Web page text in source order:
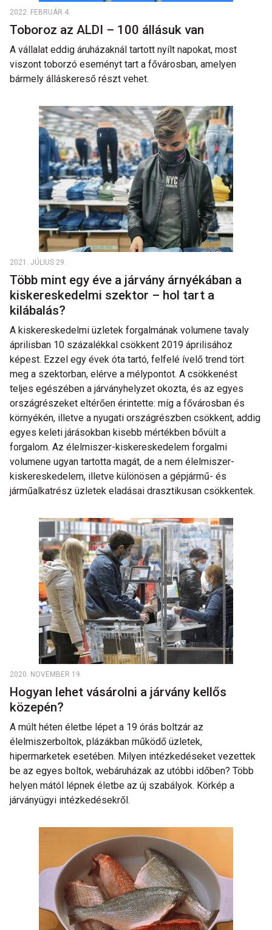
2022. FEBRUÁR 4.
Toboroz az ALDI – 100 állásuk van
A vállalat eddig áruházaknál tartott nyílt napokat, most
viszont toborzó eseményt tart a fővárosban, amelyen
bármely álláskereső részt vehet.
2021. JÚLIUS 29.
Több mint egy éve a járvány árnyékában a
kiskereskedelmi szektor – hol tart a
kilábalás?
A kiskereskedelmi üzletek forgalmának volumene tavaly
áprilisban 10 százalékkal csökkent 2019 áprilisához
képest. Ezzel egy évek óta tartó, felfelé ívelő trend tört
meg a szektorban, elérve a mélypontot. A csökkenést
teljes egészében a járványhelyzet okozta, és az egyes
országrészeket eltérően érintette: míg a fővárosban és
környékén, illetve a nyugati országrészben csökkent, addig
egyes keleti járásokban kisebb mértékben bővült a
forgalom. Az élelmiszer-kiskereskedelem forgalmi
volumene ugyan tartotta magát, de a nem élelmiszer-
kiskereskedelem, illetve különösen a gépjármű- és
járműalkatrész üzletek eladásai drasztikusan csökkentek.
2020. NOVEMBER 19.
Hogyan lehet vásárolni a járvány kellős
közepén?
A múlt héten életbe lépet a 19 órás boltzár az
élelmiszerboltok, plázákban működő üzletek,
hipermarketek esetében. Milyen intézkedéseket vezettek
be az egyes boltok, webáruházak az utóbbi időben? Több
helyen mától lépnek életbe az új szabályok. Körkép a
járványügyi intézkedésekről.